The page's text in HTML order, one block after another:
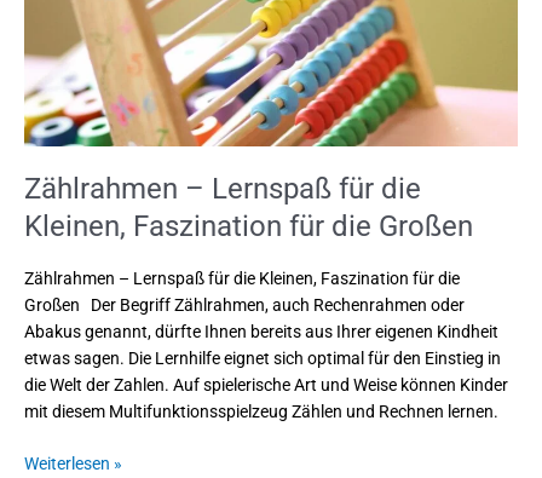
Zählrahmen – Lernspaß für die
Kleinen, Faszination für die Großen
Zählrahmen – Lernspaß für die Kleinen, Faszination für die
Großen Der Begriff Zählrahmen, auch Rechenrahmen oder
Abakus genannt, dürfte Ihnen bereits aus Ihrer eigenen Kindheit
etwas sagen. Die Lernhilfe eignet sich optimal für den Einstieg in
die Welt der Zahlen. Auf spielerische Art und Weise können Kinder
mit diesem Multifunktionsspielzeug Zählen und Rechnen lernen.
Großen
Weiterlesen »